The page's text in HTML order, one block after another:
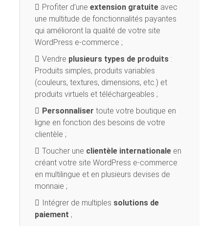
Profiter d’une extension gratuite avec
une multitude de fonctionnalités payantes
qui amélioront la qualité de votre site
WordPress e-commerce ;
Vendre plusieurs types de produits :
Produits simples, produits variables
(couleurs, textures, dimensions, etc.) et
produits virtuels et téléchargeables ;
Personnaliser toute votre boutique en
ligne en fonction des besoins de votre
clientèle ;
Toucher une clientèle internationale en
créant votre site WordPress e-commerce
en multilingue et en plusieurs devises de
monnaie ;
Intégrer de multiples solutions de
paiement ;